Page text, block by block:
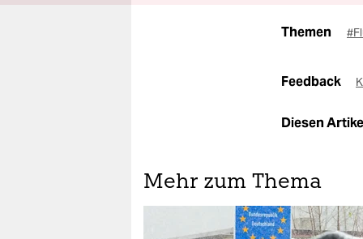
Themen
Feedback
Diesen
Mehr zum Thema